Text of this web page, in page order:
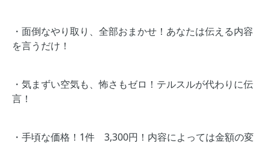
・面倒なやり取り、全部おまかせ！あなたは伝える内容
を言うだけ！
・気まずい空気も、怖さもゼロ！テルスルが代わりに伝
言！
・手頃な価格！1件 3,300円！内容によっては金額の変